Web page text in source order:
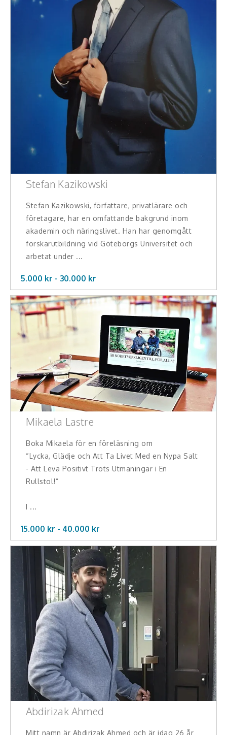
Omvärld, politik, juridik
Pedagogik, skola, föräldraskap
Teamwork, teambuilding, relationer
Vård, omsorg, beroende
Företagsledare
Författare
Idrottare och äventyrare
Skådespelare
Alla talare
Stefan Kazikowski
Stefan Kazikowski, författare, privatlärare och
företagare, har en omfattande bakgrund inom
akademin och näringslivet. Han har genomgått
forskarutbildning vid Göteborgs Universitet och
arbetat under ...
5.000 kr - 30.000 kr
Mikaela Lastre
Boka Mikaela för en föreläsning om
“Lycka, Glädje och Att Ta Livet Med en Nypa Salt
- Att Leva Positivt Trots Utmaningar i En
Rullstol!”
I ...
15.000 kr - 40.000 kr
Abdirizak Ahmed
Mitt namn är Abdirizak Ahmed och är idag 26 år